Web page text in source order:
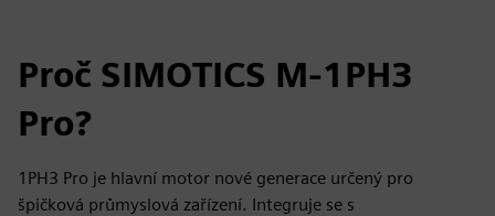
Proč SIMOTICS M-1PH3
Pro?
1PH3 Pro je hlavní motor nové generace určený pro
špičková průmyslová zařízení. Integruje se s